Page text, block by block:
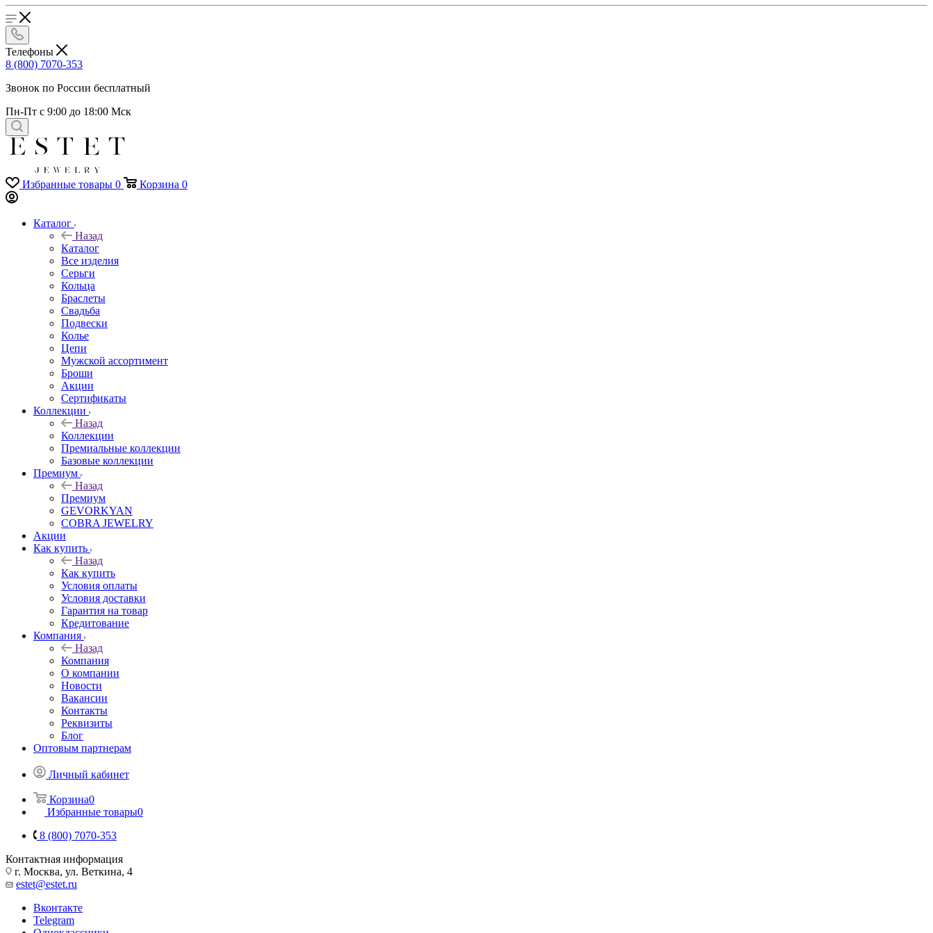
Телефоны
8 (800) 7070-353
Звонок по России бесплатный
Пн-Пт с 9:00 до 18:00 Мск
Избранные товары 0 Корзина 0
Каталог
Назад
Каталог
Все изделия
Серьги
Кольца
Браслеты
Свадьба
Подвески
Колье
Цепи
Мужской ассортимент
Броши
Акции
Сертификаты
Коллекции
Назад
Коллекции
Премиальные коллекции
Базовые коллекции
Премиум
Назад
Премиум
GEVORKYAN
COBRA JEWELRY
Акции
Как купить
Назад
Как купить
Условия оплаты
Условия доставки
Гарантия на товар
Кредитование
Компания
Назад
Компания
О компании
Новости
Вакансии
Контакты
Реквизиты
Блог
Оптовым партнерам
Личный кабинет
Корзина0
Избранные товары0
8 (800) 7070-353
Контактная информация
г. Москва, ул. Веткина, 4
estet@estet.ru
Вконтакте
Telegram